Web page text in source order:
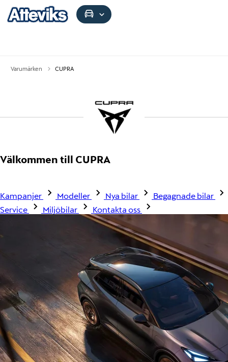
Varumärken CUPRA
Välkommen till CUPRA
Kampanjer Modeller Nya bilar
Begagnade bilar
Service
Miljöbilar Kontakta oss